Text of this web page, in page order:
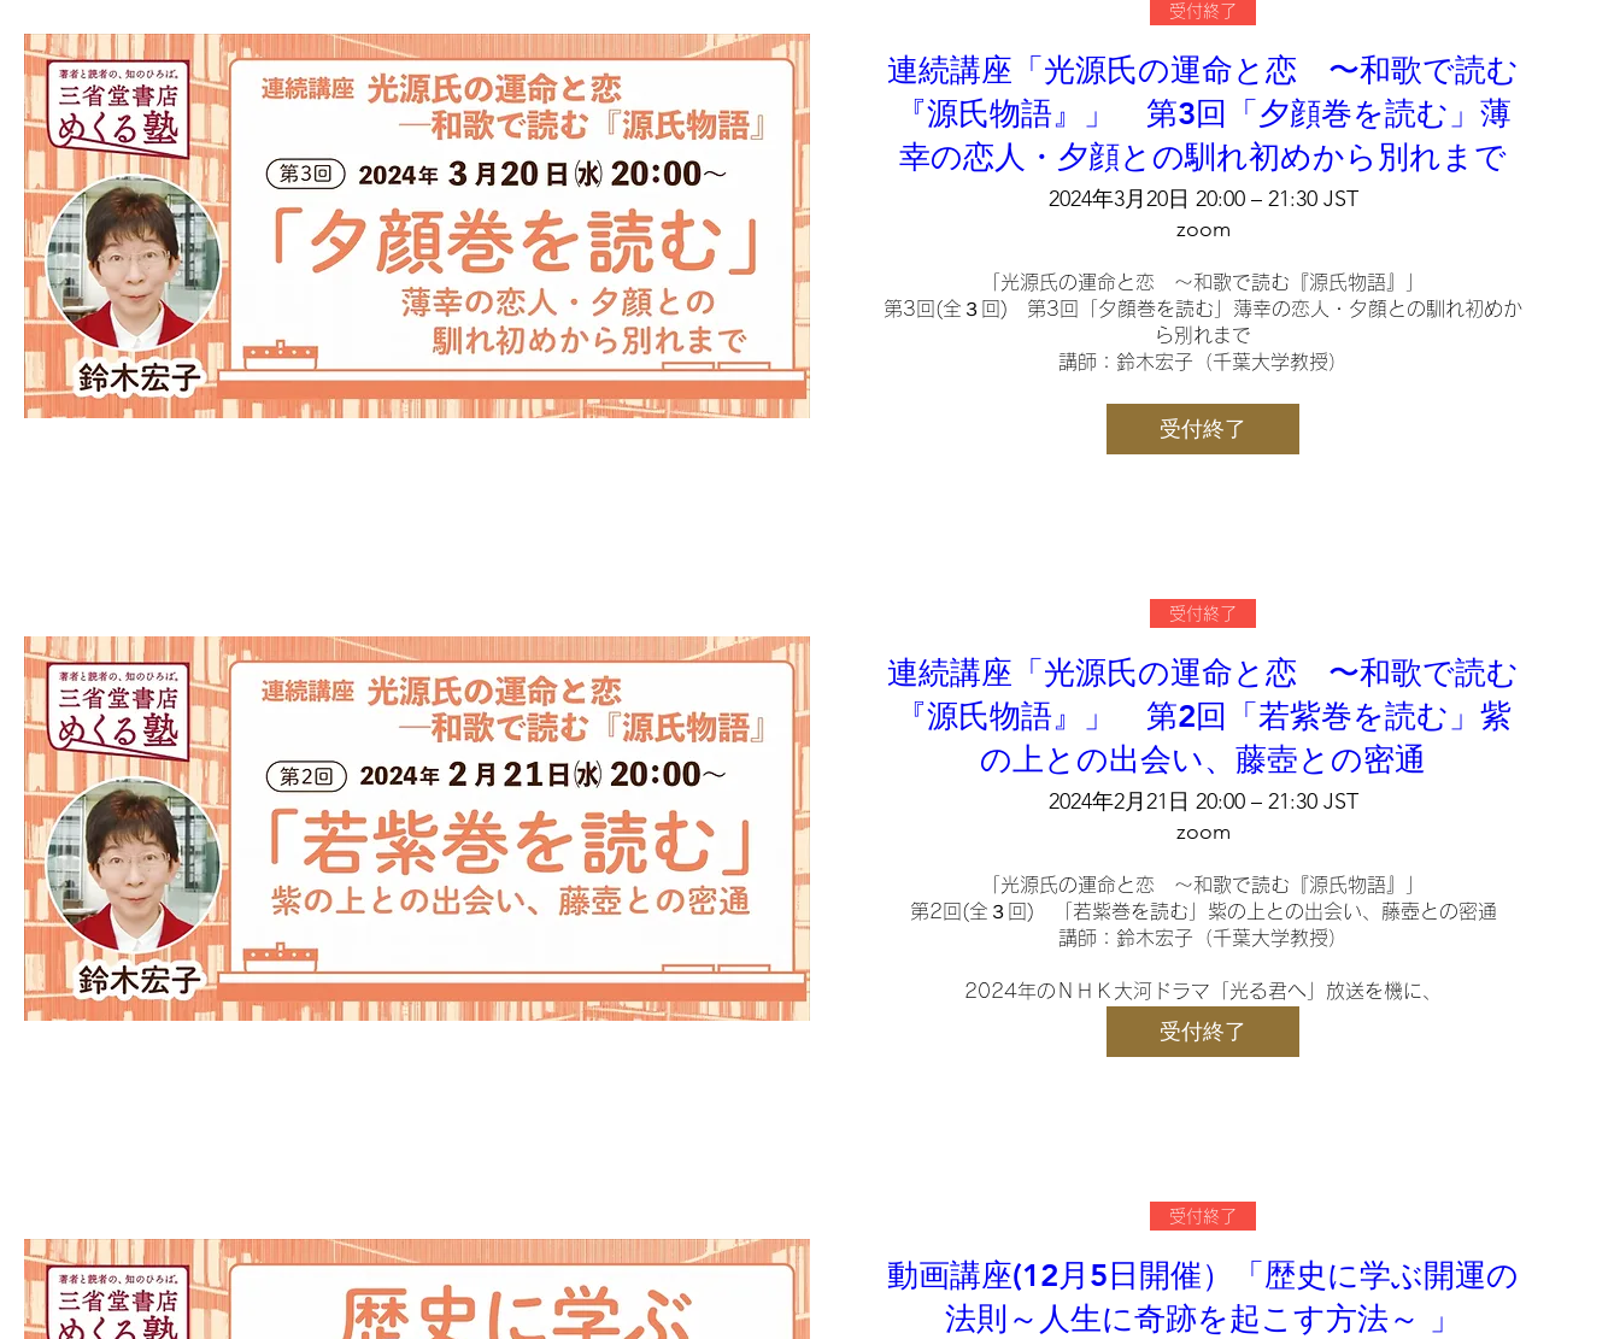
受付終了
連続講座「光源氏の運命と恋 〜和歌で読む
『源氏物語』」 第3回「夕顔巻を読む」薄
幸の恋人・夕顔との馴れ初めから別れまで
2024年3月20日 20:00 – 21:30 JST
zoom
「光源氏の運命と恋　〜和歌で読む『源氏物語』」
第3回(全３回)　第3回「夕顔巻を読む」薄幸の恋人・夕顔との馴れ初めか
ら別れまで
講師：鈴木宏子（千葉大学教授）
2024年のＮＨＫ大河ドラマ「光る君へ」放送を機に、
『源氏物語』を再読してみようと思われた方へ。
シェア
受付終了
受付終了
連続講座「光源氏の運命と恋 〜和歌で読む
『源氏物語』」 第2回「若紫巻を読む」紫
の上との出会い、藤壺との密通
2024年2月21日 20:00 – 21:30 JST
zoom
「光源氏の運命と恋　〜和歌で読む『源氏物語』」
第2回(全３回)　「若紫巻を読む」紫の上との出会い、藤壺との密通
講師：鈴木宏子（千葉大学教授）
2024年のＮＨＫ大河ドラマ「光る君へ」放送を機に、
『源氏物語』を再読してみようと思われた方へ。
作中に登場する和歌を手がかりに、『源氏物語』全3部のなかでも、
受付終了
受付終了
動画講座(12月5日開催）「歴史に学ぶ開運の
法則～人生に奇跡を起こす方法～ 」